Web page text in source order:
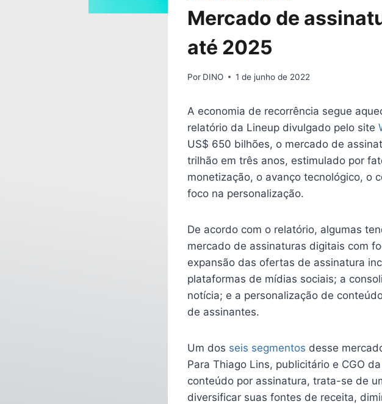
Mercado de
até 2025
Por DINO 1 de junho de 2022
A economia de recorrência segue
relatório da Lineup divulgado pelo site
US$ 650 bilhões, o mercado de
trilhão em três anos, estimulado por
monetização, o avanço tecnológico, o
foco na personalização.
De acordo com o relatório, algumas
mercado de assinaturas digitais com
expansão das ofertas de assinatura
plataformas de mídias sociais; a
notícia; e a personalização de
de assinantes.
Um dos seis segmentos desse
Para Thiago Lins, publicitário e CGO da
conteúdo por assinatura, trata-se de
diversificar suas fontes de receita,